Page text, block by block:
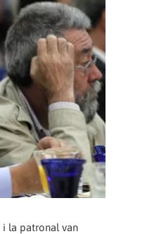
i la patronal van